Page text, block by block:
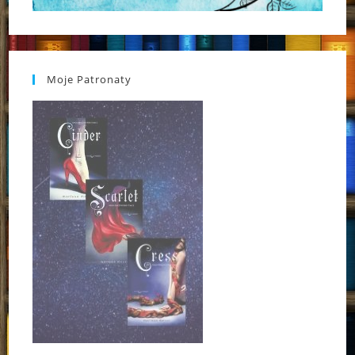
Moje Patronaty